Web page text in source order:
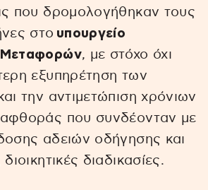
που δρομολογήθηκαν τους
στο υπουργείο
Μεταφορών, με στόχο όχι
εξυπηρέτηση των
την αντιμετώπιση χρόνιων
που συνδέονταν με
αδειών οδήγησης και
διαδικασίες.